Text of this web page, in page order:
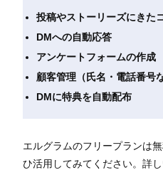
投稿やストーリーズにきた
DMへの自動応答
アンケートフォームの作成
顧客管理（氏名・電話番号
DMに特典を自動配布
エルグラムのフリープランは
ひ活用してみてください。詳